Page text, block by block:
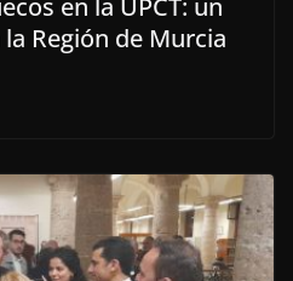
Región de Murcia